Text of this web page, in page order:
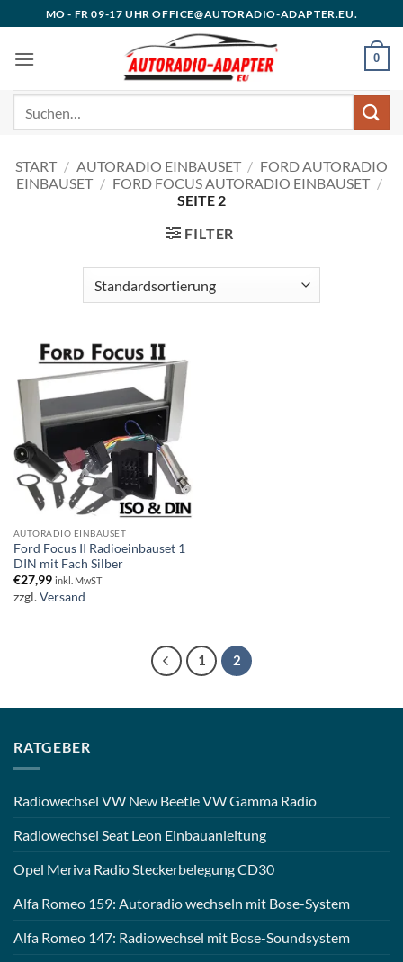
Inhalt
springen
MO - FR 09-17 UHR OFFICE@AUTORADIO-ADAPTER.EU.
0
START / AUTORADIO EINBAUSET / FORD AUTORADIO
EINBAUSET / FORD FOCUS AUTORADIO EINBAUSET /
SEITE 2
FILTER
AUTORADIO EINBAUSET
Ford Focus II Radioeinbauset 1
DIN mit Fach Silber
€27,99 inkl. MwST
zzgl.Versand
1 2
RATGEBER
Radiowechsel VW New Beetle VW Gamma Radio
Radiowechsel Seat Leon Einbauanleitung
Opel Meriva Radio Steckerbelegung CD30
Alfa Romeo 159: Autoradio wechseln mit Bose-System
Alfa Romeo 147: Radiowechsel mit Bose-Soundsystem